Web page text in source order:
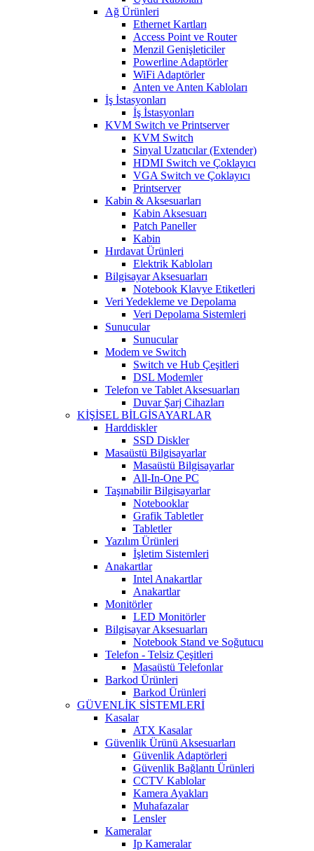
Ağ Ürünleri
Ethernet Kartları
Access Point ve Router
Menzil Genişleticiler
Powerline Adaptörler
WiFi Adaptörler
Anten ve Anten Kabloları
İş İstasyonları
İş İstasyonları
KVM Switch ve Printserver
KVM Switch
Sinyal Uzatıcılar (Extender)
HDMI Switch ve Çoklayıcı
VGA Switch ve Çoklayıcı
Printserver
Kabin & Aksesuarları
Kabin Aksesuarı
Patch Paneller
Kabin
Hırdavat Ürünleri
Elektrik Kabloları
Bilgisayar Aksesuarları
Notebook Klavye Etiketleri
Veri Yedekleme ve Depolama
Veri Depolama Sistemleri
Sunucular
Sunucular
Modem ve Switch
Switch ve Hub Çeşitleri
DSL Modemler
Telefon ve Tablet Aksesuarları
Duvar Şarj Cihazları
KİŞİSEL BİLGİSAYARLAR
Harddiskler
SSD Diskler
Masaüstü Bilgisayarlar
Masaüstü Bilgisayarlar
All-In-One PC
Taşınabilir Bilgisayarlar
Notebooklar
Grafik Tabletler
Tabletler
Yazılım Ürünleri
İşletim Sistemleri
Anakartlar
Intel Anakartlar
Anakartlar
Monitörler
LED Monitörler
Bilgisayar Aksesuarları
Notebook Stand ve Soğutucu
Telefon - Telsiz Çeşitleri
Masaüstü Telefonlar
Barkod Ürünleri
Barkod Ürünleri
GÜVENLİK SİSTEMLERİ
Kasalar
ATX Kasalar
Güvenlik Ürünü Aksesuarları
Güvenlik Adaptörleri
Güvenlik Bağlantı Ürünleri
CCTV Kablolar
Kamera Ayakları
Muhafazalar
Lensler
Kameralar
Ip Kameralar